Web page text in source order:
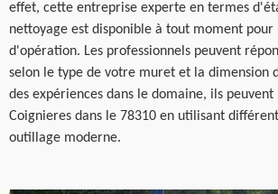
effet, cette entreprise experte en termes
nettoyage est disponible à tout moment
d'opération. Les professionnels peuvent
selon le type de votre muret et la dimension
des expériences dans le domaine, ils
Coignieres dans le 78310 en utilisant
outillage moderne.